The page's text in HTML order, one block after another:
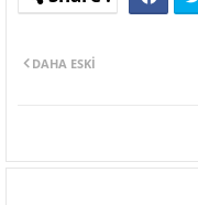
DAHA ESKI